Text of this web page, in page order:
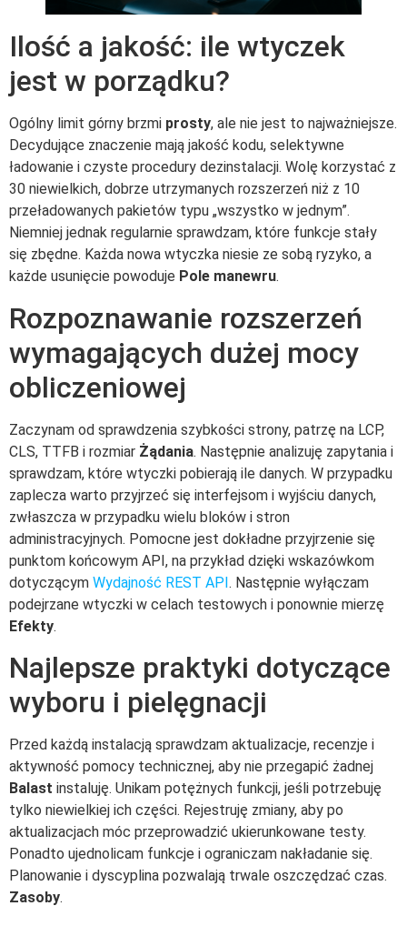
Ilość a jakość: ile wtyczek
jest w porządku?
Ogólny limit górny brzmi prosty, ale nie jest to najważniejsze.
Decydujące znaczenie mają jakość kodu, selektywne
ładowanie i czyste procedury dezinstalacji. Wolę korzystać z
30 niewielkich, dobrze utrzymanych rozszerzeń niż z 10
przeładowanych pakietów typu „wszystko w jednym”.
Niemniej jednak regularnie sprawdzam, które funkcje stały
się zbędne. Każda nowa wtyczka niesie ze sobą ryzyko, a
każde usunięcie powoduje Pole manewru.
Rozpoznawanie rozszerzeń
wymagających dużej mocy
obliczeniowej
Zaczynam od sprawdzenia szybkości strony, patrzę na LCP,
CLS, TTFB i rozmiar Żądania. Następnie analizuję zapytania i
sprawdzam, które wtyczki pobierają ile danych. W przypadku
zaplecza warto przyjrzeć się interfejsom i wyjściu danych,
zwłaszcza w przypadku wielu bloków i stron
administracyjnych. Pomocne jest dokładne przyjrzenie się
punktom końcowym API, na przykład dzięki wskazówkom
dotyczącym Wydajność REST API. Następnie wyłączam
podejrzane wtyczki w celach testowych i ponownie mierzę
Efekty.
Najlepsze praktyki dotyczące
wyboru i pielęgnacji
Przed każdą instalacją sprawdzam aktualizacje, recenzje i
aktywność pomocy technicznej, aby nie przegapić żadnej
Balast instaluję. Unikam potężnych funkcji, jeśli potrzebuję
tylko niewielkiej ich części. Rejestruję zmiany, aby po
aktualizacjach móc przeprowadzić ukierunkowane testy.
Ponadto ujednolicam funkcje i ograniczam nakładanie się.
Planowanie i dyscyplina pozwalają trwale oszczędzać czas.
Zasoby.